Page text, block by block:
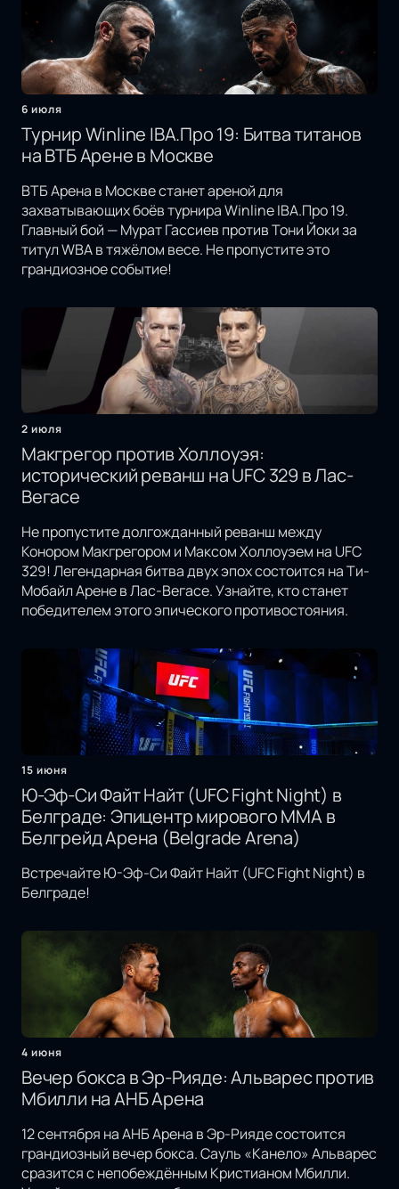
6 июля
Турнир Winline IBA.Про 19: Битва титанов
на ВТБ Арене в Москве
ВТБ Арена в Москве станет ареной для
захватывающих боёв турнира Winline IBA.Про 19.
Главный бой — Мурат Гассиев против Тони Йоки за
титул WBA в тяжёлом весе. Не пропустите это
грандиозное событие!
2 июля
Макгрегор против Холлоуэя:
исторический реванш на UFC 329 в Лас-
Вегасе
Не пропустите долгожданный реванш между
Конором Макгрегором и Максом Холлоуэем на UFC
329! Легендарная битва двух эпох состоится на Ти-
Мобайл Арене в Лас-Вегасе. Узнайте, кто станет
победителем этого эпического противостояния.
15 июня
Ю-Эф-Си Файт Найт (UFC Fight Night) в
Белграде: Эпицентр мирового MMA в
Белгрейд Арена (Belgrade Arena)
Встречайте Ю-Эф-Си Файт Найт (UFC Fight Night) в
Белграде!
4 июня
Вечер бокса в Эр-Рияде: Альварес против
Мбилли на АНБ Арена
12 сентября на АНБ Арена в Эр-Рияде состоится
грандиозный вечер бокса. Сауль «Канело» Альварес
сразится с непобеждённым Кристианом Мбилли.